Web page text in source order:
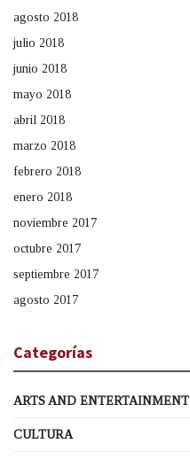
agosto 2018
julio 2018
junio 2018
mayo 2018
abril 2018
marzo 2018
febrero 2018
enero 2018
noviembre 2017
octubre 2017
septiembre 2017
agosto 2017
Categorías
ARTS AND ENTERTAINMENT
CULTURA